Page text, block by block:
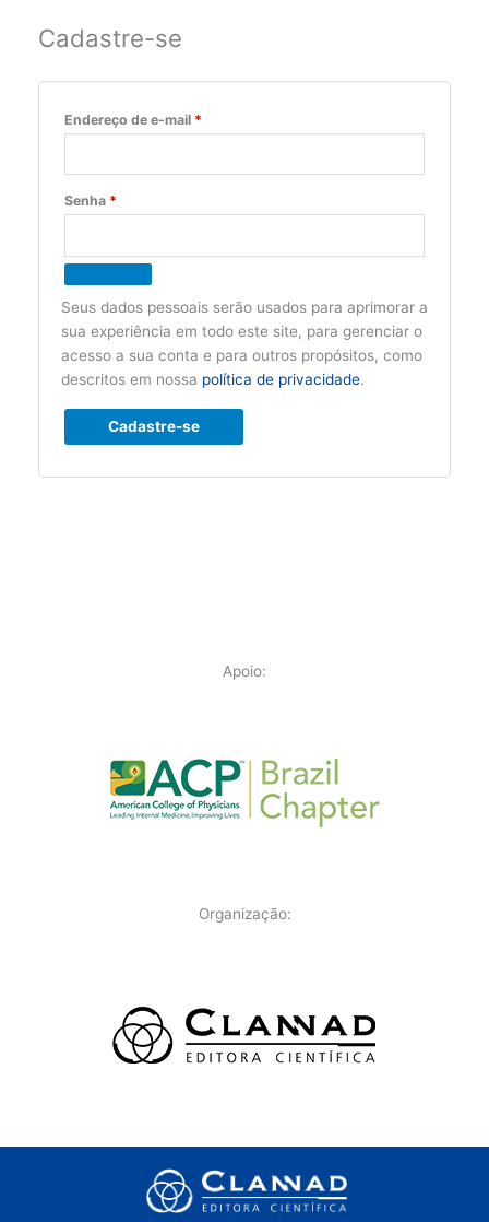
Cadastre-se
Endereço de e-mail *
Senha *
Seus dados pessoais serão usados para aprimorar a
sua experiência em todo este site, para gerenciar o
acesso a sua conta e para outros propósitos, como
descritos em nossa política de privacidade.
Cadastre-se
Apoio:
Organização: